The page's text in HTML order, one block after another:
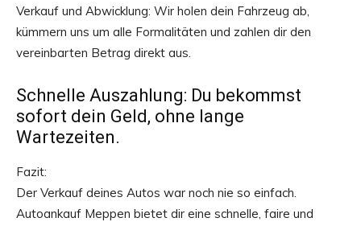
Verkauf und Abwicklung: Wir holen dein Fahrzeug ab,
kümmern uns um alle Formalitäten und zahlen dir den
vereinbarten Betrag direkt aus.
Schnelle Auszahlung: Du bekommst
sofort dein Geld, ohne lange
Wartezeiten.
Fazit:
Der Verkauf deines Autos war noch nie so einfach.
Autoankauf Meppen bietet dir eine schnelle, faire und